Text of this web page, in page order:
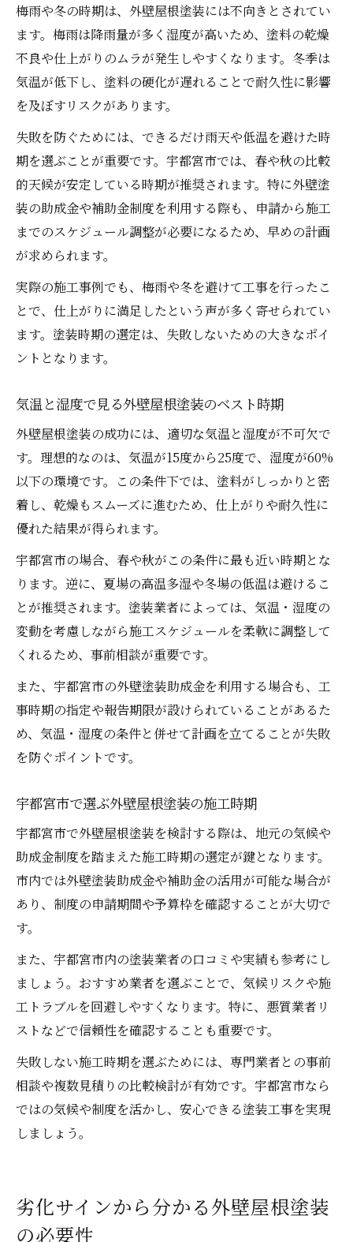
梅雨や冬の時期は、外壁屋根塗装には不向きとされてい
ます。梅雨は降雨量が多く湿度が高いため、塗料の乾燥
不良や仕上がりのムラが発生しやすくなります。冬季は
気温が低下し、塗料の硬化が遅れることで耐久性に影響
を及ぼすリスクがあります。
失敗を防ぐためには、できるだけ雨天や低温を避けた時
期を選ぶことが重要です。宇都宮市では、春や秋の比較
的天候が安定している時期が推奨されます。特に外壁塗
装の助成金や補助金制度を利用する際も、申請から施工
までのスケジュール調整が必要になるため、早めの計画
が求められます。
実際の施工事例でも、梅雨や冬を避けて工事を行ったこ
とで、仕上がりに満足したという声が多く寄せられてい
ます。塗装時期の選定は、失敗しないための大きなポイ
ントとなります。
気温と湿度で見る外壁屋根塗装のベスト時期
外壁屋根塗装の成功には、適切な気温と湿度が不可欠で
す。理想的なのは、気温が15度から25度で、湿度が60%
以下の環境です。この条件下では、塗料がしっかりと密
着し、乾燥もスムーズに進むため、仕上がりや耐久性に
優れた結果が得られます。
宇都宮市の場合、春や秋がこの条件に最も近い時期とな
ります。逆に、夏場の高温多湿や冬場の低温は避けるこ
とが推奨されます。塗装業者によっては、気温・湿度の
変動を考慮しながら施工スケジュールを柔軟に調整して
くれるため、事前相談が重要です。
また、宇都宮市の外壁塗装助成金を利用する場合も、工
事時期の指定や報告期限が設けられていることがあるた
め、気温・湿度の条件と併せて計画を立てることが失敗
を防ぐポイントです。
宇都宮市で選ぶ外壁屋根塗装の施工時期
宇都宮市で外壁屋根塗装を検討する際は、地元の気候や
助成金制度を踏まえた施工時期の選定が鍵となります。
市内では外壁塗装助成金や補助金の活用が可能な場合が
あり、制度の申請期間や予算枠を確認することが大切で
す。
また、宇都宮市内の塗装業者の口コミや実績も参考にし
ましょう。おすすめ業者を選ぶことで、気候リスクや施
工トラブルを回避しやすくなります。特に、悪質業者リ
ストなどで信頼性を確認することも重要です。
失敗しない施工時期を選ぶためには、専門業者との事前
相談や複数見積りの比較検討が有効です。宇都宮市なら
ではの気候や制度を活かし、安心できる塗装工事を実現
しましょう。
劣化サインから分かる外壁屋根塗装
の必要性